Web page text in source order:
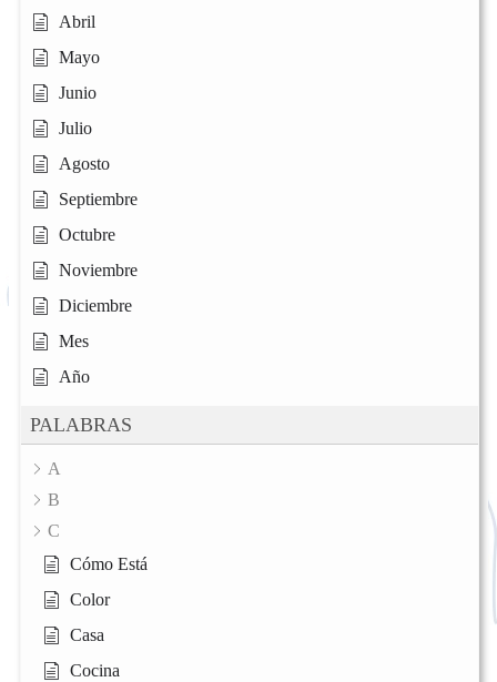
Abril
Mayo
Junio
Julio
Agosto
Septiembre
Octubre
Noviembre
Diciembre
Mes
Año
PALABRAS
A
B
C
Cómo Está
Color
Casa
Cocina